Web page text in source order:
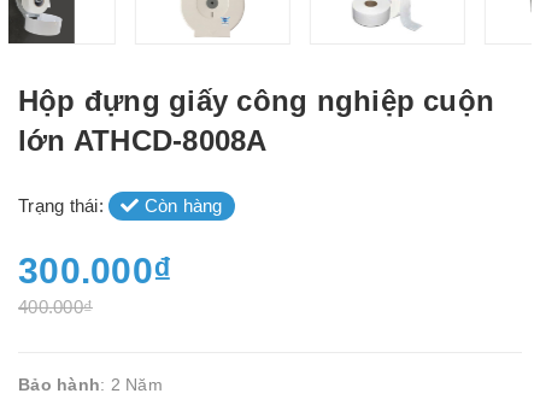
Hộp đựng giấy công nghiệp cuộn
lớn ATHCD-8008A
Trạng thái: Còn hàng
300.000₫
400.000₫
Bảo hành: 2 Năm